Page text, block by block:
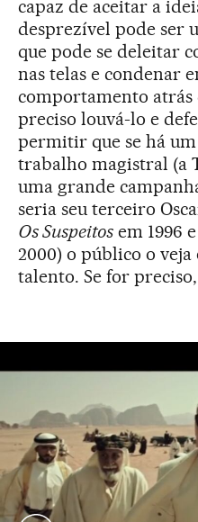
capaz de aceitar a
desprezível pode ser
que pode se deleitar
nas telas e condenar
comportamento atrás
preciso louvá-lo e
permitir que se há
trabalho magistral (a
uma grande
seria seu terceiro
Os Suspeitosem 1996 e
2000) o público o veja
talento. Se for